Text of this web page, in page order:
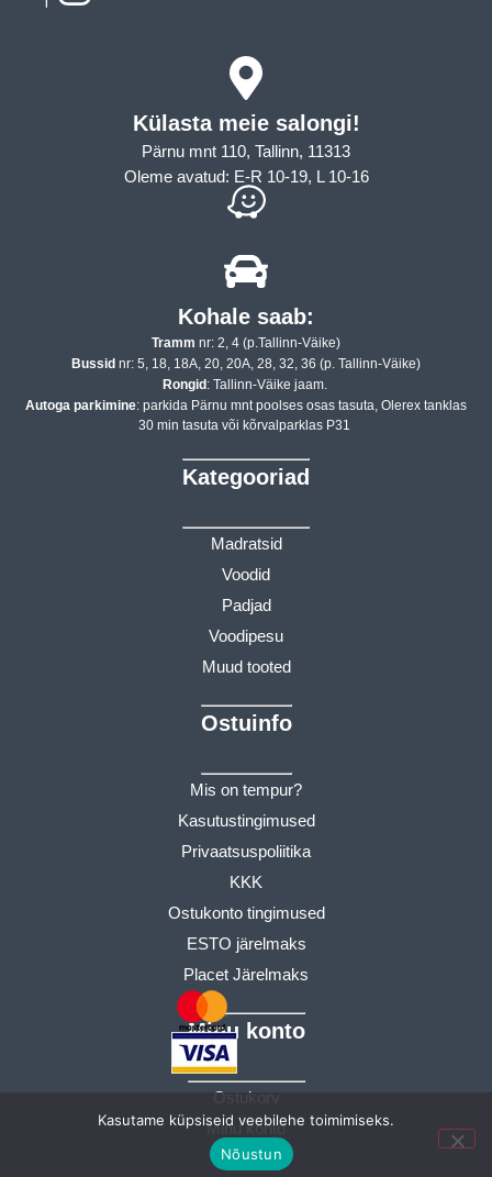
Külasta meie salongi!
Pärnu mnt 110, Tallinn, 11313
Oleme avatud: E-R 10-19, L 10-16
Kohale saab:
Tramm nr: 2, 4 (p.Tallinn-Väike)
Bussid nr: 5, 18, 18A, 20, 20A, 28, 32, 36 (p. Tallinn-Väike)
Rongid : Tallinn-Väike jaam.
Autoga parkimine: parkida Pärnu mnt poolses osas tasuta, Olerex tanklas
30 min tasuta või kõrvalparklas P31
Kategooriad
Madratsid
Voodid
Padjad
Voodipesu
Muud tooted
Ostuinfo
Mis on tempur?
Kasutustingimused
Privaatsuspoliitika
KKK
Ostukonto tingimused
ESTO järelmaks
Placet Järelmaks
Minu konto
Ostukorv
Minu konto
Tellimused
Kasutame küpsiseid veebilehe toimimiseks.
Nõustun